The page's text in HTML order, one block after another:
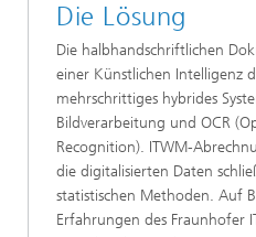
Die Lösung
Die halbhandschriftlichen
einer Künstlichen Intelligenz
mehrschrittiges hybrides
Bildverarbeitung und OCR
Recognition). ITWM-
die digitalisierten Daten
statistischen Methoden. Auf
Erfahrungen des Fraunhofer